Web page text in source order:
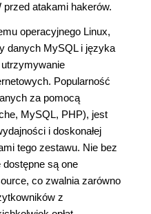
atakami hakerów.
operacyjnego Linux,
danych MySQL i języka
Popularność
za pomocą
MySQL, PHP), jest
i doskonałej
tego zestawu. Nie bez
są one
co zwalnia zarówno
z